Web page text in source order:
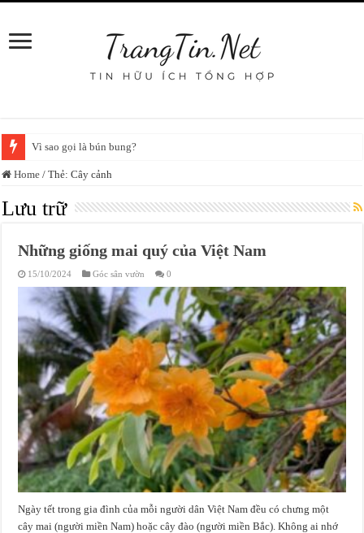
Vì sao gọi là bún bung?
Home / Thẻ:Cây cảnh
Lưu trữ
Những giống mai quý của Việt Nam
15/10/2024 Góc sân vườn 0
Ngày tết trong gia đình của mỗi người dân Việt Nam đều có chưng một
cây mai (người miền Nam) hoặc cây đào (người miền Bắc). Không ai nhớ